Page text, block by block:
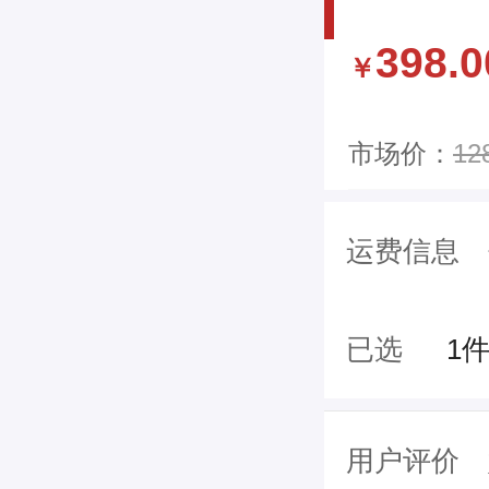
￥
市场价：
运费信息
已选 1件
用户评价